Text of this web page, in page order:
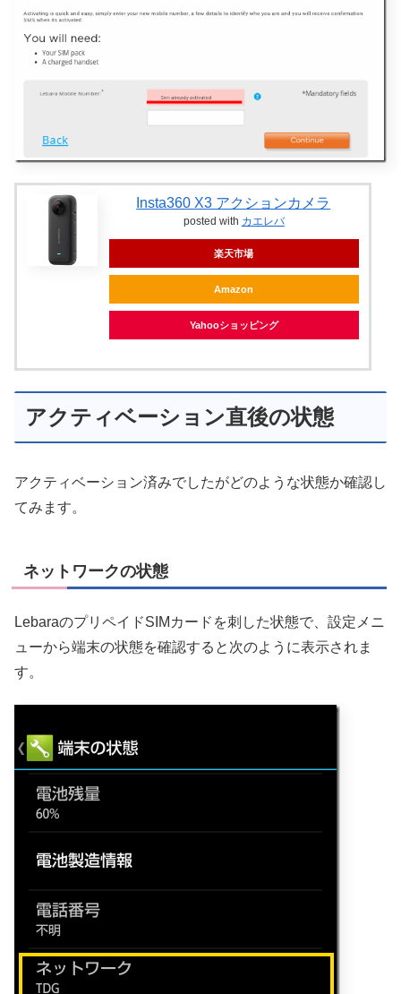
Insta360 X3 アクションカメラ
posted with カエレバ
楽天市場
Amazon
Yahooショッピング
アクティベーション直後の状態
アクティベーション済みでしたがどのような状態か確認し
てみます。
ネットワークの状態
LebaraのプリペイドSIMカードを刺した状態で、設定メニ
ューから端末の状態を確認すると次のように表示されま
す。